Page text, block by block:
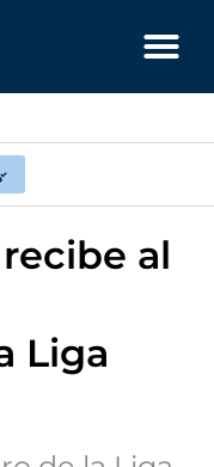
recibe al
Liga